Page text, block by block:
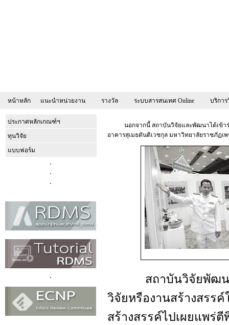
หน้าหลัก แนะนำหน่วยงาน รางวัล ระบบสารสนเทศ Online บริกา
ประกาศหลักเกณฑ์ฯ
ทุนวิจัย
แบบฟอร์ม
นอกจากนี้ สถาบันวิจัยและพัฒนาได้เข้าร่ว
อาคารสุเมธตันติเวชกุล มหาวิทยาลัยราชภัฏเ
สถาบันวิจัยพัฒนาไ
วิจัยหรืองานสร้างสร
สร้างสรรค์ไปเผยแพร่